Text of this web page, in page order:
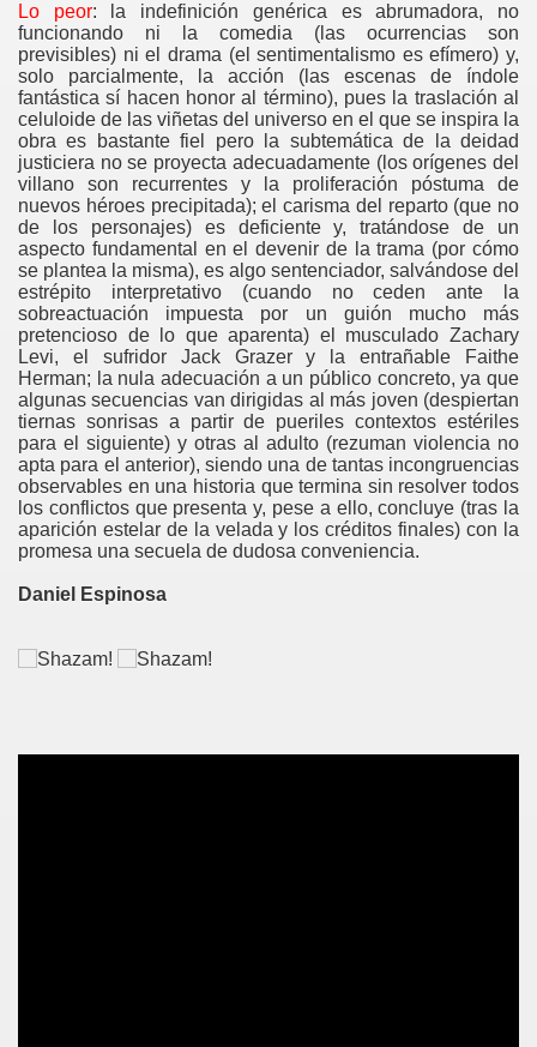
Lo peor: la indefinición genérica es abrumadora, no
funcionando ni la comedia (las ocurrencias son
previsibles) ni el drama (el sentimentalismo es efímero) y,
solo parcialmente, la acción (las escenas de índole
fantástica sí hacen honor al término), pues la traslación al
celuloide de las viñetas del universo en el que se inspira la
obra es bastante fiel pero la subtemática de la deidad
justiciera no se proyecta adecuadamente (los orígenes del
villano son recurrentes y la proliferación póstuma de
nuevos héroes precipitada); el carisma del reparto (que no
de los personajes) es deficiente y, tratándose de un
aspecto fundamental en el devenir de la trama (por cómo
se plantea la misma), es algo sentenciador, salvándose del
estrépito interpretativo (cuando no ceden ante la
sobreactuación impuesta por un guión mucho más
pretencioso de lo que aparenta) el musculado Zachary
Levi, el sufridor Jack Grazer y la entrañable Faithe
Herman; la nula adecuación a un público concreto, ya que
algunas secuencias van dirigidas al más joven (despiertan
tiernas sonrisas a partir de pueriles contextos estériles
para el siguiente) y otras al adulto (rezuman violencia no
apta para el anterior), siendo una de tantas incongruencias
observables en una historia que termina sin resolver todos
los conflictos que presenta y, pese a ello, concluye (tras la
aparición estelar de la velada y los créditos finales) con la
promesa una secuela de dudosa conveniencia.
Daniel Espinosa